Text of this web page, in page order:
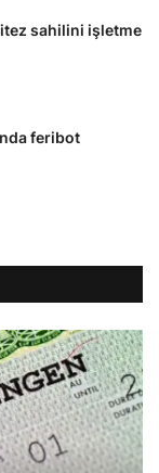
sahilini işletme
feribot